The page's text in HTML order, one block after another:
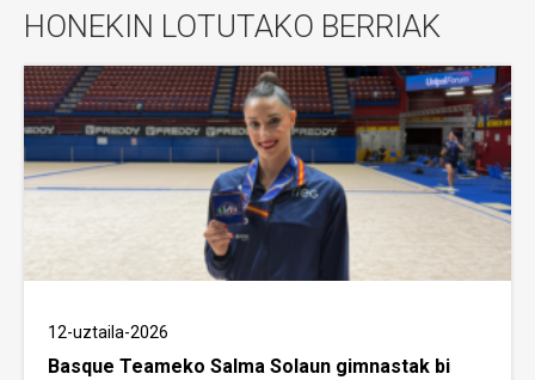
HONEKIN LOTUTAKO BERRIAK
12-uztaila-2026
Basque Teameko Salma Solaun gimnastak bi